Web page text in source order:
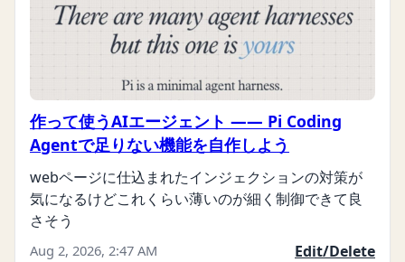
作って使うAIエージェント —— Pi Coding
Agentで足りない機能を自作しよう
webページに仕込まれたインジェクションの対策が
気になるけどこれくらい薄いのが細く制御できて良
さそう
Aug 2, 2026, 2:47 AM Edit/Delete